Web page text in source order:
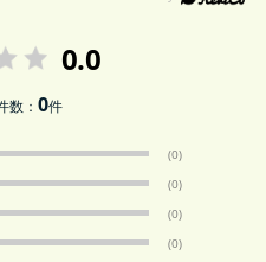
0.0
数：0件
(0)
(0)
(0)
(0)